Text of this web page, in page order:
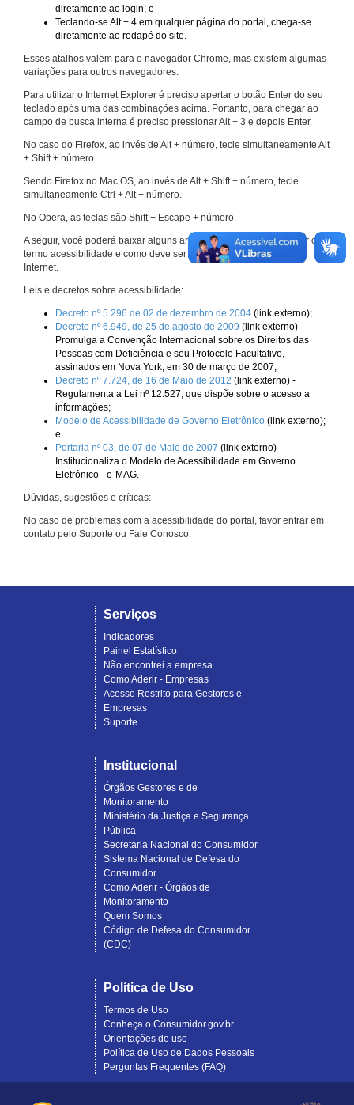
diretamente ao login; e
Teclando-se Alt + 4 em qualquer página do portal, chega-se
diretamente ao rodapé do site.
Esses atalhos valem para o navegador Chrome, mas existem algumas
variações para outros navegadores.
Para utilizar o Internet Explorer é preciso apertar o botão Enter do seu
teclado após uma das combinações acima. Portanto, para chegar ao
campo de busca interna é preciso pressionar Alt + 3 e depois Enter.
No caso do Firefox, ao invés de Alt + número, tecle simultaneamente Alt
+ Shift + número.
Sendo Firefox no Mac OS, ao invés de Alt + Shift + número, tecle
simultaneamente Ctrl + Alt + número.
No Opera, as teclas são Shift + Escape + número.
A seguir, você poderá baixar alguns arquivos que explicam melhor o
termo acessibilidade e como deve ser implementado nos sites da
Internet.
Leis e decretos sobre acessibilidade:
Decreto nº 5.296 de 02 de dezembro de 2004 (link externo);
Decreto nº 6.949, de 25 de agosto de 2009 (link externo) -
Promulga a Convenção Internacional sobre os Direitos das
Pessoas com Deficiência e seu Protocolo Facultativo,
assinados em Nova York, em 30 de março de 2007;
Decreto nº 7.724, de 16 de Maio de 2012 (link externo) -
Regulamenta a Lei nº 12.527, que dispõe sobre o acesso a
informações;
Modelo de Acessibilidade de Governo Eletrônico (link externo);
e
Portaria nº 03, de 07 de Maio de 2007 (link externo) -
Institucionaliza o Modelo de Acessibilidade em Governo
Eletrônico - e-MAG.
Dúvidas, sugestões e críticas:
No caso de problemas com a acessibilidade do portal, favor entrar em
contato pelo Suporte ou Fale Conosco.
Serviços
Indicadores
Painel Estatístico
Não encontrei a empresa
Como Aderir - Empresas
Acesso Restrito para Gestores e
Empresas
Suporte
Institucional
Órgãos Gestores e de
Monitoramento
Ministério da Justiça e Segurança
Pública
Secretaria Nacional do Consumidor
Sistema Nacional de Defesa do
Consumidor
Como Aderir - Órgãos de
Monitoramento
Quem Somos
Código de Defesa do Consumidor
(CDC)
Política de Uso
Termos de Uso
Conheça o Consumidor.gov.br
Orientações de uso
Política de Uso de Dados Pessoais
Perguntas Frequentes (FAQ)